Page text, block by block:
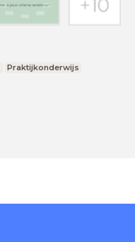
Praktijkonderwijs